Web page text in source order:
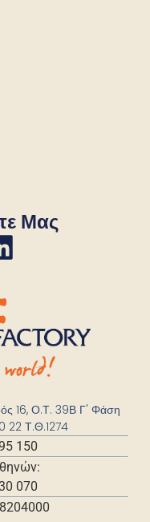
16, Ο.Τ. 39Β Γ' Φάση
22 Τ.Θ.1274
150
070
Μας